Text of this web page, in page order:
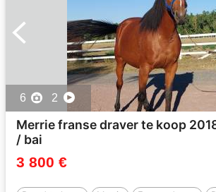
6 2
Merrie franse draver te koop
/ bai
3 800 €